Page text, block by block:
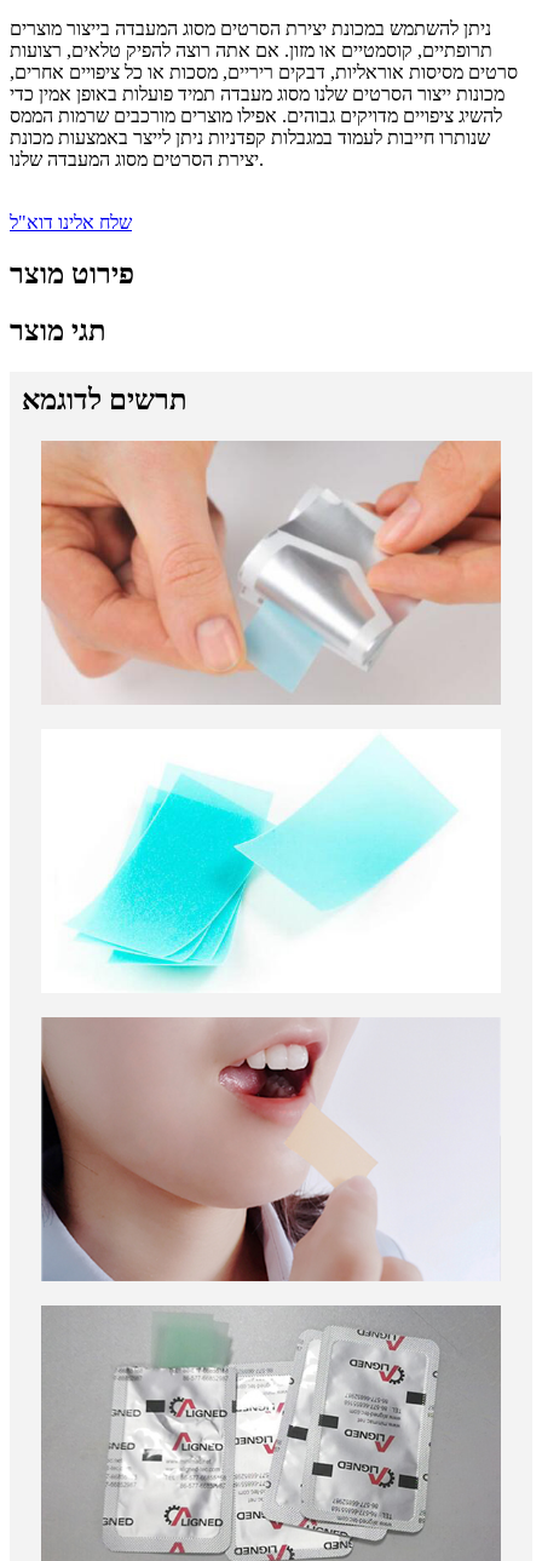
ניתן להשתמש במכונת יצירת הסרטים מסוג המעבדה בייצור מוצרים
תרופתיים, קוסמטיים או מזון. אם אתה רוצה להפיק טלאים, רצועות
סרטים מסיסות אוראליות, דבקים ריריים, מסכות או כל ציפויים אחרים,
מכונות ייצור הסרטים שלנו מסוג מעבדה תמיד פועלות באופן אמין כדי
להשיג ציפויים מדויקים גבוהים. אפילו מוצרים מורכבים שרמות הממס
שנותרו חייבות לעמוד במגבלות קפדניות ניתן לייצר באמצעות מכונת
יצירת הסרטים מסוג המעבדה שלנו.
שלח אלינו דוא"ל
פירוט מוצר
תגי מוצר
תרשים לדוגמא